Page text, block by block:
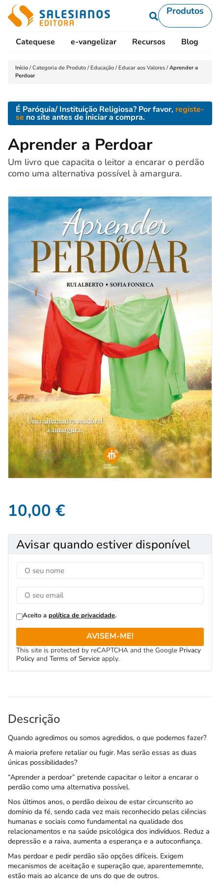
Produtos
Catequese e-vangelizar Recursos Blog
Início /Categoria de Produto / Educação / Educar aos Valores /Aprender a
Perdoar
É Paróquia/ Instituição Religiosa? Por favor, registe-
se no site antes de iniciar a compra.
Aprender a Perdoar
Um livro que capacita o leitor a encarar o perdão
como uma alternativa possível à amargura.
10,00 €
Avisar quando estiver disponível
Aceito a política de privacidade.
AVISEM-ME!
This site is protected by reCAPTCHA and the Google Privacy
Policy and Terms of Service apply.
Descrição
Quando agredimos ou somos agredidos, o que podemos fazer?
A maioria prefere retaliar ou fugir. Mas serão essas as duas
únicas possibilidades?
“Aprender a perdoar” pretende capacitar o leitor a encarar o
perdão como uma alternativa possível.
Nos últimos anos, o perdão deixou de estar circunscrito ao
domínio da fé, sendo cada vez mais reconhecido pelas ciências
humanas e sociais como fundamental na qualidade dos
relacionamentos e na saúde psicológica dos indivíduos. Reduz a
depressão e a raiva, aumenta a esperança e a autoconfiança.
Mas perdoar e pedir perdão são opções difíceis. Exigem
mecanismos de aceitação e superação que, aparentememnte,
estão mais ao alcance de uns do que de outros.